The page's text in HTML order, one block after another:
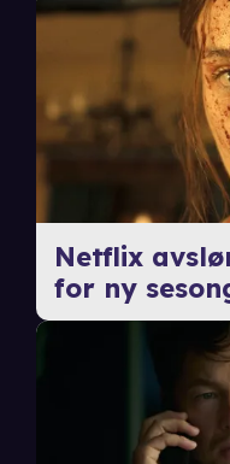
Netflix
for ny